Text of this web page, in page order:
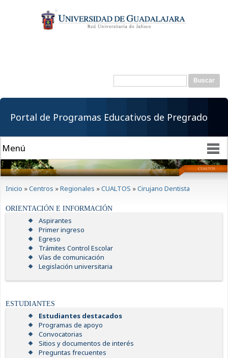
contenido
principal
Formulario de
Buscar
Portal de Programas Educativos de Pregrado
Inicio »Centros »Regionales »CUALTOS »Cirujano Dentista
ORIENTACIÓN E INFORMACIÓN
Aspirantes
Primer ingreso
Egreso
Trámites Control Escolar
Vías de comunicación
Legislación universitaria
ESTUDIANTES
Estudiantes destacados
Programas de apoyo
Convocatorias
Sitios y documentos de interés
Preguntas frecuentes